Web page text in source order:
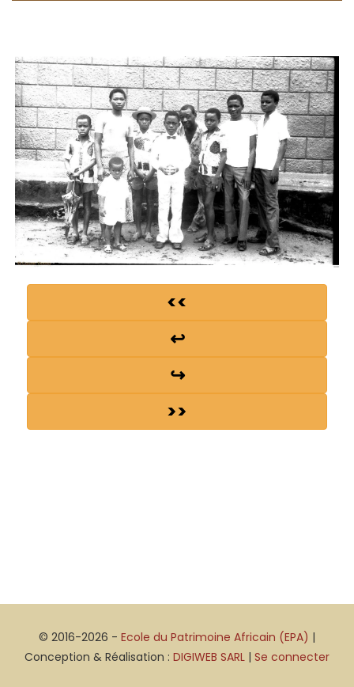
<<
↩
↪
>>
© 2016-2026 - Ecole du Patrimoine Africain (EPA) |
Conception & Réalisation : DIGIWEB SARL | Se connecter